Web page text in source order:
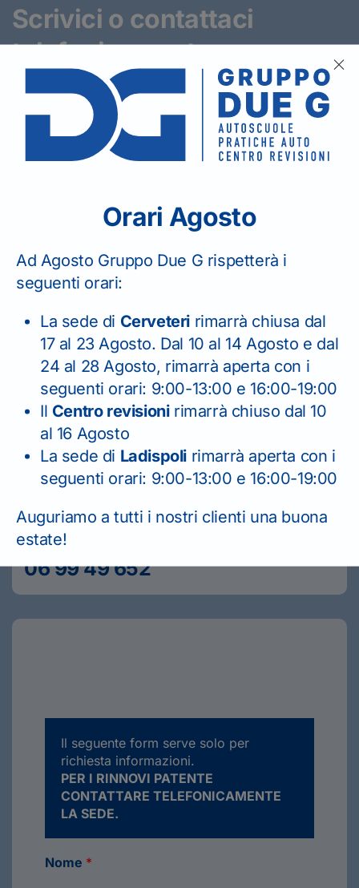
Scrivici o contattaci
telefonicamenteper
richiedere informazioni.
SEDE DI LADISPOLI
06 99 22 14 45
SEDE DI CERVETERI
06 99 42 471
CENTRO REVISIONI
06 99 49 652
Il seguente form serve solo per
richiesta informazioni.
PER I RINNOVI PATENTE
CONTATTARE TELEFONICAMENTE
LA SEDE.
Nome *
Orari Agosto
Ad Agosto Gruppo Due G rispetterà i
seguenti orari:
La sede di Cerveteri rimarrà chiusa dal
17 al 23 Agosto. Dal 10 al 14 Agosto e dal
24 al 28 Agosto, rimarrà aperta con i
seguenti orari: 9:00-13:00 e 16:00-19:00
Il Centro revisionirimarrà chiuso dal 10
al 16 Agosto
La sede di Ladispoli rimarrà aperta con i
seguenti orari: 9:00-13:00 e 16:00-19:00
Auguriamo a tutti i nostri clienti una buona
estate!